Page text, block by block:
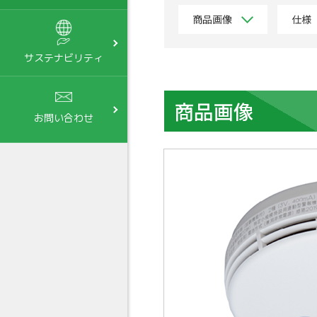
サステナビリティ
お問い合わせ
商品画像 仕様
商品画像